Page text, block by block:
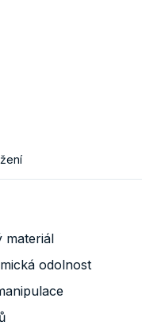
materiál
odolnost